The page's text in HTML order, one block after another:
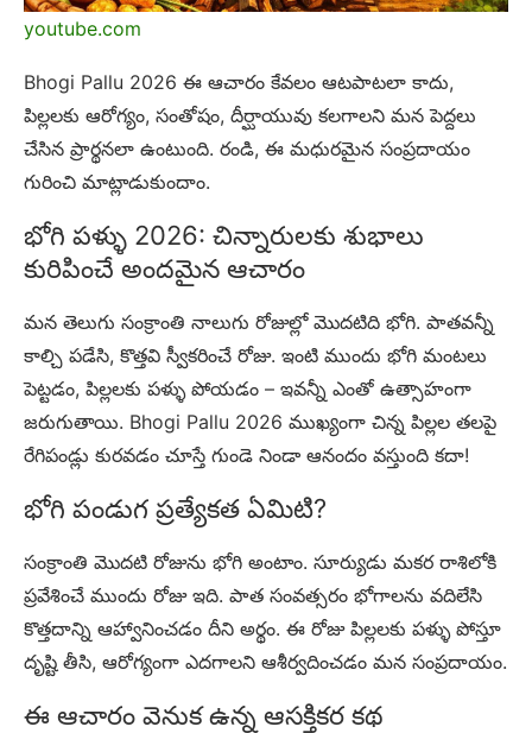
youtube.com
Bhogi Pallu 2026 ఈ ఆచారం కేవలం ఆటపాటలా కాదు,
పిల్లలకు ఆరోగ్యం, సంతోషం, దీర్ఘాయువు కలగాలని మన పెద్దలు
చేసిన ప్రార్థనలా ఉంటుంది. రండి, ఈ మధురమైన సంప్రదాయం
గురించి మాట్లాడుకుందాం.
భోగి పళ్ళు 2026: చిన్నారులకు శుభాలు
కురిపించే అందమైన ఆచారం
మన తెలుగు సంక్రాంతి నాలుగు రోజుల్లో మొదటిది భోగి. పాతవన్నీ
కాల్చి పడేసి, కొత్తవి స్వీకరించే రోజు. ఇంటి ముందు భోగి మంటలు
పెట్టడం, పిల్లలకు పళ్ళు పోయడం – ఇవన్నీ ఎంతో ఉత్సాహంగా
జరుగుతాయి. Bhogi Pallu 2026 ముఖ్యంగా చిన్న పిల్లల తలపై
రేగిపండ్లు కురవడం చూస్తే గుండె నిండా ఆనందం వస్తుంది కదా!
భోగి పండుగ ప్రత్యేకత ఏమిటి?
సంక్రాంతి మొదటి రోజును భోగి అంటాం. సూర్యుడు మకర రాశిలోకి
ప్రవేశించే ముందు రోజు ఇది. పాత సంవత్సరం భోగాలను వదిలేసి
కొత్తదాన్ని ఆహ్వానించడం దీని అర్థం. ఈ రోజు పిల్లలకు పళ్ళు పోస్తూ
దృష్టి తీసి, ఆరోగ్యంగా ఎదగాలని ఆశీర్వదించడం మన సంప్రదాయం.
ఈ ఆచారం వెనుక ఉన్న ఆసక్తికర కథ